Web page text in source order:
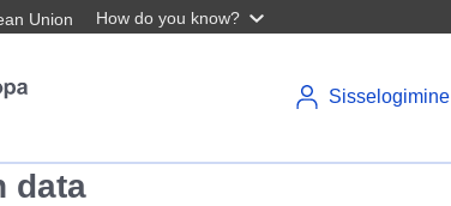
Union How do you know?
Sisselogimine
data